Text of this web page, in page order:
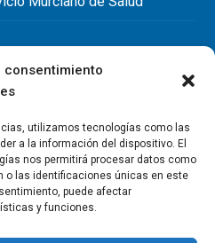
consentimiento
utilizamos tecnologías como las
a la información del dispositivo. El
nos permitirá procesar datos como
o las identificaciones únicas en este
puede afectar
y funciones.